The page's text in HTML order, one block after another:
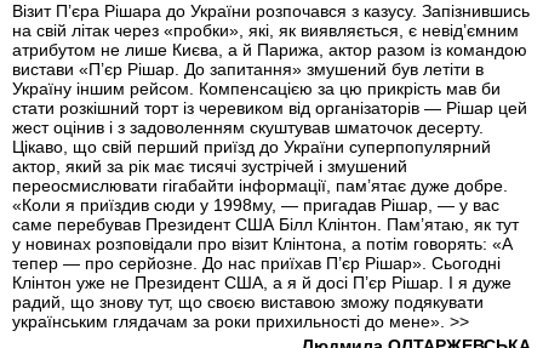
Візит П’єра Рішара до України розпочався з казусу. Запізнившись
на свій літак через «пробки», які, як виявляється, є невід’ємним
атрибутом не лише Києва, а й Парижа, актор разом iз командою
вистави «П’єр Рішар. До запитання» змушений був летіти в
Україну іншим рейсом. Компенсацією за цю прикрість мав би
стати розкішний торт iз черевиком від організаторів — Рішар цей
жест оцінив i з задоволенням скуштував шматочок десерту.
Цікаво, що свій перший приїзд до України суперпопулярний
актор, який за рік має тисячі зустрічей і змушений
переосмислювати гігабайти інформації, пам’ятає дуже добре.
«Коли я приїздив сюди у 1998му, — пригадав Рішар, — у вас
саме перебував Президент США Білл Клінтон. Пам’ятаю, як тут
у новинах розповідали про візит Клінтона, а потім говорять: «А
тепер — про серйозне. До нас приїхав П’єр Рішар». Сьогодні
Клінтон уже не Президент США, а я й досі П’єр Рішар. І я дуже
радий, що знову тут, що своєю виставою зможу подякувати
українським глядачам за роки прихильності до мене». >>